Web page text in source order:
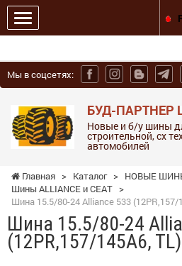
Мы в соцсетях:
БУД-ПАРТНЕР
Новые и б/у шины
строительной, сх
автомобилей
Главная > Каталог > НОВЫЕ
Шины ALLIANCE и СЕАТ >
Шина 15.5/80-24 Alliance 533 (12PR,157/
Шина 15.5/80-24
(12PR,157/145A6, TL)